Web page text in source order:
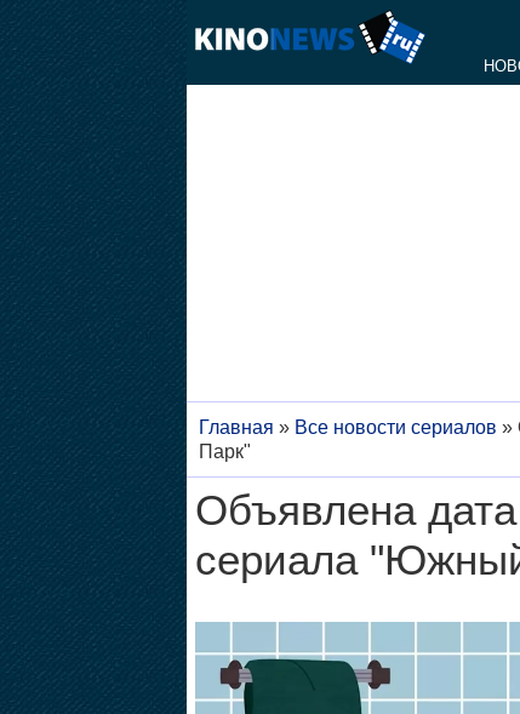
Главная » Все новости сериалов »
Парк"
Объявлена
сериала